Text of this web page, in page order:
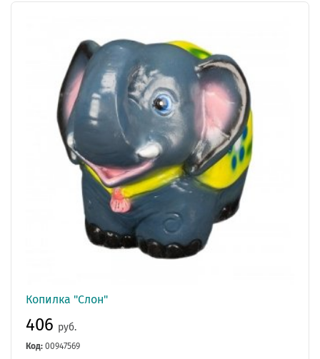
Копилка "Слон"
406 руб.
Код: 00947569